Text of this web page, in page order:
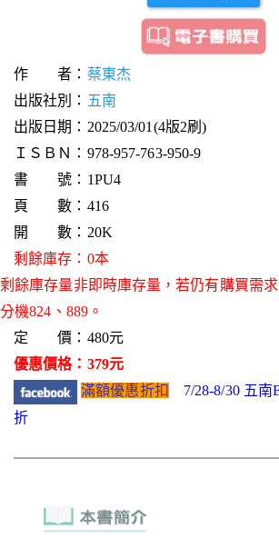
作 者： 蔡東杰
出版社別： 五南
出版日期：2025/03/01(4版2刷)
ＩＳＢＮ：978-957-763-950-9
書 號：1PU4
頁 數：416
開 數：20K
剩餘庫存：0本
剩餘庫存量非即時庫存量，若仍有購買需
分機824、889。
定 價：480元
優惠價格：379元
滿額優惠折扣
7/28-8/30 五
折